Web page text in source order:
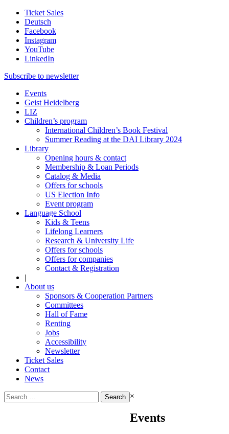
Ticket Sales
Deutsch
Facebook
Instagram
YouTube
LinkedIn
Subscribe to newsletter
Events
Geist Heidelberg
LIZ
Children’s program
International Children’s Book Festival
Summer Reading at the DAI Library 2024
Library
Opening hours & contact
Membership & Loan Periods
Catalog & Media
Offers for schools
US Election Info
Event program
Language School
Kids & Teens
Lifelong Learners
Research & University Life
Offers for schools
Offers for companies
Contact & Registration
|
About us
Sponsors & Cooperation Partners
Committees
Hall of Fame
Renting
Jobs
Accessibility
Newsletter
Ticket Sales
Contact
News
Search
for:
×
Events